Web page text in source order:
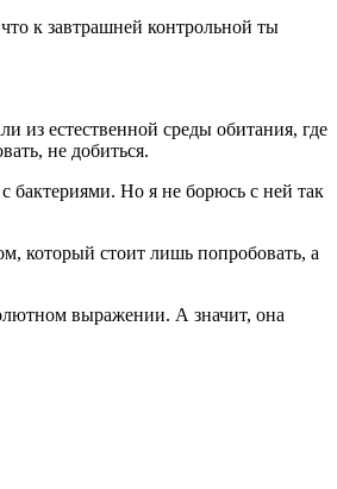
к завтрашней контрольной ты
из естественной среды обитания, где
не добиться.
бактериями. Но я не борюсь с ней так
который стоит лишь попробовать, а
выражении. А значит, она